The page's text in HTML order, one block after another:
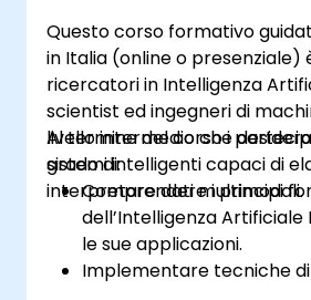
Questo corso formativo
in Italia (online o presenziale)
ricercatori in Intelligenza
scientist ed ingegneri di
livello intermedio che
sistemi intelligenti capaci di
interpretare dati multimodali.
Al termine del corso i
grado di:
Comprendere i principi
dell’Intelligenza
le sue applicazioni.
Implementare tecniche